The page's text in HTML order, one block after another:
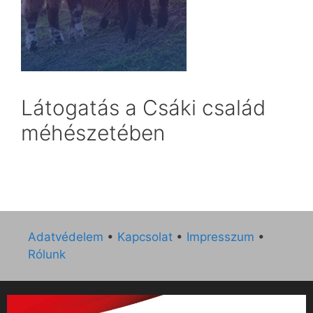
Látogatás a Csáki család
méhészetében
Adatvédelem • Kapcsolat • Impresszum •
Rólunk